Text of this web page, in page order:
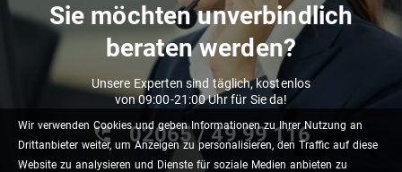
Wir verwenden Cookies und geben Informationen zu Ihrer Nutzung an
Drittanbieter weiter, um Anzeigen zu personalisieren, den Traffic auf diese
Website zu analysieren und Dienste für soziale Medien anbieten zu
Sie möchten unverbindlich
beraten werden?
Unsere Experten sind täglich, kostenlos
von 09:00-21:00 Uhr für Sie da!
02065 / 49 ‌99 116